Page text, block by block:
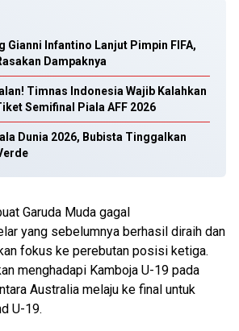
Gianni Infantino Lanjut Pimpin FIFA,
Dampaknya
Timnas Indonesia Wajib Kalahkan
Semifinal Piala AFF 2026
Dunia 2026, Bubista Tinggalkan
Garuda Muda gagal
yang sebelumnya berhasil diraih dan
fokus ke perebutan posisi ketiga.
menghadapi Kamboja U-19 pada
Australia melaju ke final untuk
U-19.